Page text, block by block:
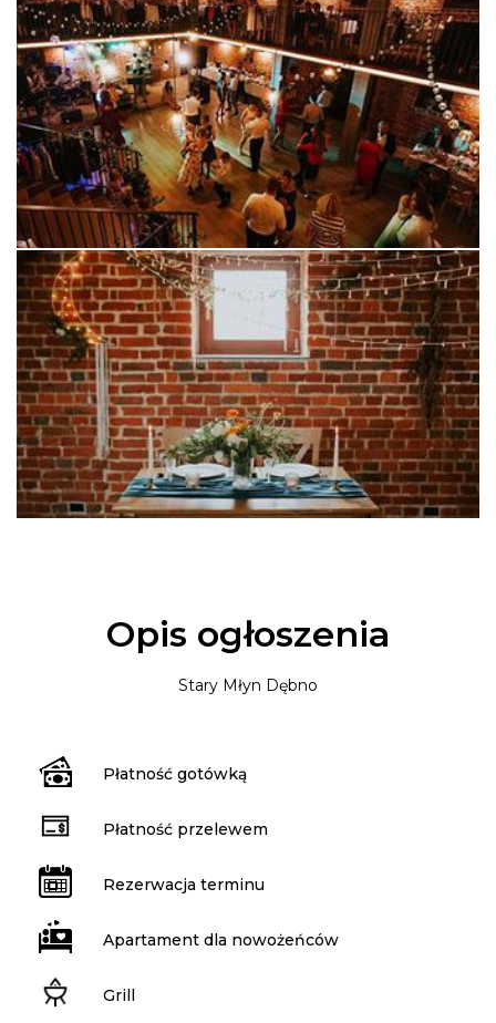
Opis ogłoszenia
Stary Młyn Dębno
Płatność gotówką
Płatność przelewem
Rezerwacja terminu
Apartament dla nowożeńców
Grill